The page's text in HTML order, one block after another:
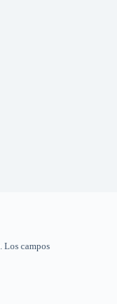
Los campos